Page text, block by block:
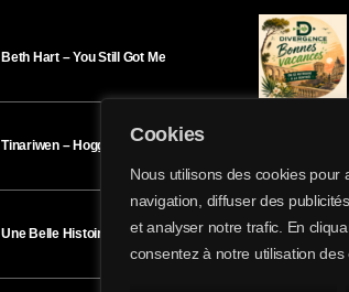
Cookies
Nous utilisons des cookies
navigation, diffuser des
et analyser notre trafic. En
consentez à notre utilisation des
Beth Hart – You Still Got Me
Tinariwen – Hoggar
Une Belle Histoire – Héloïse Bay